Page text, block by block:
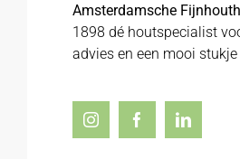
Amsterdamsche
1898 dé houtspecialist
advies en een mooi stukje